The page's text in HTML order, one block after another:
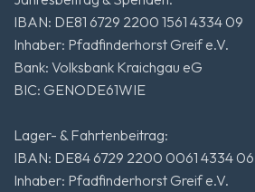
IBAN: DE81 6729 2200 1561 4334 09
Inhaber: Pfadfinderhorst Greif e.V.
Bank: Volksbank Kraichgau eG
BIC: GENODE61WIE
Lager- & Fahrtenbeitrag:
IBAN: DE84 6729 2200 0061 4334 06
Inhaber: Pfadfinderhorst Greif e.V.